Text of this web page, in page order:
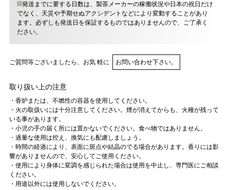
発送までに要する日数は、製茶メーカーの稼働状況や日本の祝日だけ
でなく、天災や予期せぬアクシデントなどにより変動することがあり
ます。必ずしも発送日を保証するものではありませんので、ご了承く
ださい。
ご質問等ございましたら、お気 軽に お問い合わせ下さい。
取り扱い上の注意
・香炉または、不燃性の容器を使用してください。
・火の取扱いには十分注意してください。煙が消えてからも、火種が残って
いる事があります。
・小児の手の届く所には置かないでください。食べ物ではありません。
・過量な使用は控え、換気にも配慮しましょう。
・時間の経過により、表面に斑点や結晶のでる場合があります。香りには影
響がありませんので、安心してご使用ください。
・使用により身体に変調を感じられた場合は使用を中止し、専門医にご相談
ください。
・用途以外には使用しないでください。